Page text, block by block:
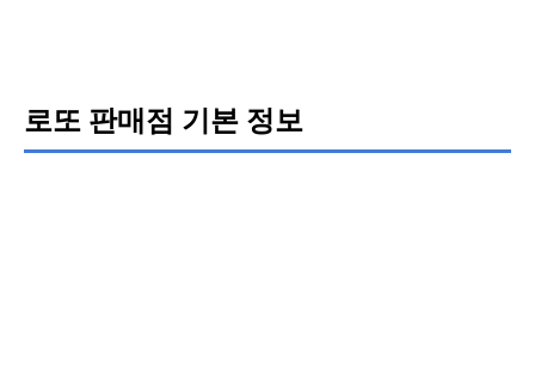
로또 판매점 기본 정보